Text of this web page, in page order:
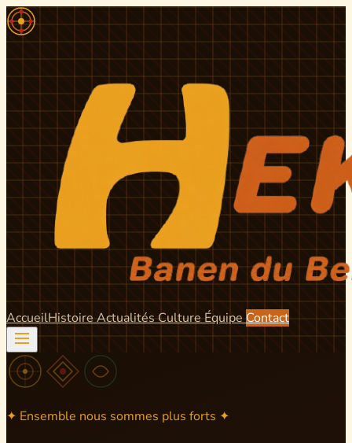
AccueilHistoire ActualitésCulture Équipe Contact
✦ Ensemble nous sommes plus forts ✦